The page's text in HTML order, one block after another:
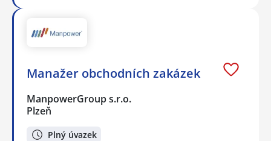
Manažer obchodních zakázek
ManpowerGroup s.r.o.
Plzeň
Plný úvazek